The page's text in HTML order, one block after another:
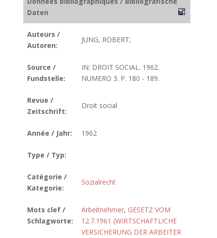
Daten
Auteurs /
Autoren:
JUNG, ROBERT;
Source /
Fundstelle:
IN: DROIT SOCIAL. 1962.
NUMERO 3. P. 180 - 189.
Revue /
Zeitschrift:
Droit social
Année / Jahr: 1962
Type / Typ:
Catégorie /
Kategorie:
Sozialrecht
Mots clef /
Schlagworte:
Arbeitnehmer, GESETZ VOM
12.7.1961 (WIRTSCHAFTLICHE
VERSICHERUNG DER ARBEITER